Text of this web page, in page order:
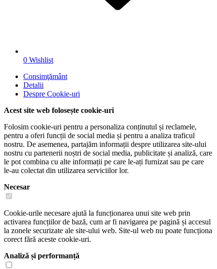
0 Wishlist
Consimţământ
Detalii
Despre Cookie-uri
Acest site web folosește cookie-uri
Folosim cookie-uri pentru a personaliza conținutul și reclamele,
pentru a oferi funcții de social media și pentru a analiza traficul
nostru. De asemenea, partajăm informații despre utilizarea site-ului
nostru cu partenerii noștri de social media, publicitate și analiză, care
le pot combina cu alte informații pe care le-ați furnizat sau pe care
le-au colectat din utilizarea serviciilor lor.
Necesar
Cookie-urile necesare ajută la funcționarea unui site web prin
activarea funcțiilor de bază, cum ar fi navigarea pe pagină și accesul
la zonele securizate ale site-ului web. Site-ul web nu poate funcționa
corect fără aceste cookie-uri.
Analiză și performanță